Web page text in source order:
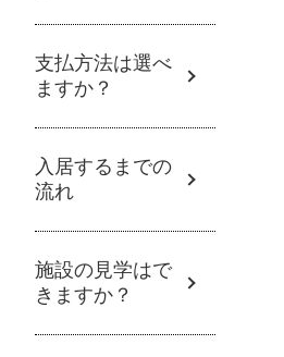
支払方法は選べ
ますか？
入居するまでの
流れ
施設の見学はで
きますか？